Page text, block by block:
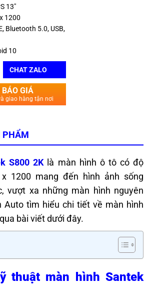
13″
1200
Bluetooth 5.0, USB,
10
CHAT ZALO
BÁO GIÁ
giao hàng tận nơi
PHẨM
S800 2K là màn hình ô tô có độ
1200 mang đến hình ảnh sống
vượt xa những màn hình nguyên
Auto tìm hiểu chi tiết về màn hình
bài viết dưới đây.
thuật màn hình Santek